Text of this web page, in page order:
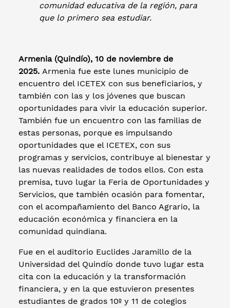
comunidad educativa de la región, para
que lo primero sea estudiar.
Armenia (Quindío), 10 de noviembre de
2025. Armenia fue este lunes municipio de
encuentro del ICETEX con sus beneficiarios, y
también con las y los jóvenes que buscan
oportunidades para vivir la educación superior.
También fue un encuentro con las familias de
estas personas, porque es impulsando
oportunidades que el ICETEX, con sus
programas y servicios, contribuye al bienestar y
las nuevas realidades de todos ellos. Con esta
premisa, tuvo lugar la Feria de Oportunidades y
Servicios, que también ocasión para fomentar,
con el acompañamiento del Banco Agrario, la
educación económica y financiera en la
comunidad quindiana.
Fue en el auditorio Euclides Jaramillo de la
Universidad del Quindío donde tuvo lugar esta
cita con la educación y la transformación
financiera, y en la que estuvieron presentes
estudiantes de grados 10º y 11 de colegios